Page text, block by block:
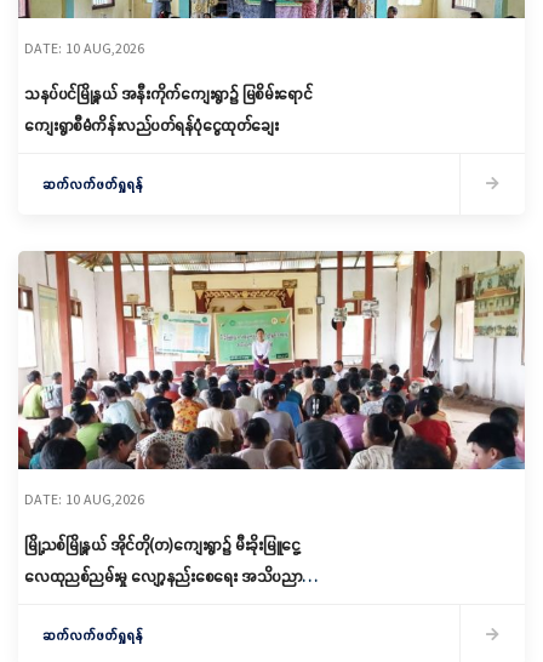
DATE: 10 AUG,2026
သနပ်ပင်မြို့နယ် အနီးကိုက်ကျေးရွာ၌ မြစိမ်းရောင်
ကျေးရွာစီမံကိန်းလည်ပတ်ရန်ပုံငွေထုတ်ချေး
ဆက်လက်ဖတ်ရှုရန်
DATE: 10 AUG,2026
မြို့သစ်မြို့နယ် အိုင်တို(တ)ကျေးရွာ၌ မီးခိုးမြူငွေ့
လေထုညစ်ညမ်းမှု လျော့နည်းစေရေး အသိပညာပေး
ဆက်လက်ဖတ်ရှုရန်